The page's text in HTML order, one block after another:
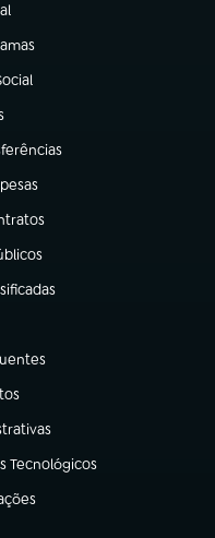
aba)
aba)
aba)
aba)
nova aba)
aba)
Tecnológicos